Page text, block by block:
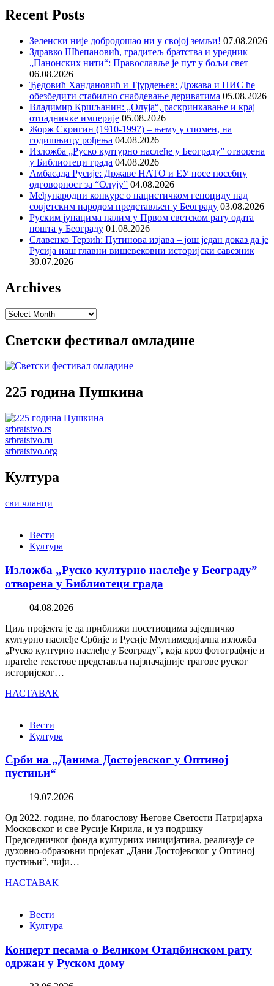
Recent Posts
Зеленски није добродошао ни у својој земљи! 07.08.2026
Здравко Шћепановић, градитељ братства и уредник
„Панонских нити“: Православље је пут у бољи свет
06.08.2026
Ђедовић Хандановић и Тјурдењев: Држава и НИС ће
обезбедити стабилно снабдевање дериватима 05.08.2026
Владимир Кршљанин: „Олуја“, раскринкавање и крај
отпадничке империје 05.08.2026
Жорж Скригин (1910-1997) – њему у спомен, на
годишњицу рођења 04.08.2026
Изложба „Руско културно наслеђе у Београду” отворена
у Библиотеци града 04.08.2026
Амбасада Русије: Државе НАТО и ЕУ носе посебну
одговорност за “Олују” 04.08.2026
Међународни конкурс о нацистичком геноциду над
совјетским народом представљен у Београду 03.08.2026
Руским јунацима палим у Првом светском рату одата
пошта у Београду 01.08.2026
Славенко Терзић: Путинова изјава – још један доказ да је
Русија наш главни вишевековни историјски савезник
30.07.2026
Archives
Archives
Светски фестивал омладине
225 година Пушкина
srbratstvo.rs
srbratstvo.ru
srbratstvo.org
Култура
сви чланци
Вести
Култура
Изложба „Руско културно наслеђе у Београду”
отворена у Библиотеци града
04.08.2026
Циљ пројекта је да приближи посетиоцима заједничко
културно наслеђе Србије и Русије Мултимедијална изложба
„Руско културно наслеђе у Београду”, која кроз фотографије и
пратеће текстове представља најзначајније трагове руског
историјског…
НАСТАВАК
Вести
Култура
Срби на „Данима Достојевског у Оптиној
пустињи“
19.07.2026
Од 2022. године, по благослову Његове Светости Патријарха
Московског и све Русије Кирила, и уз подршку
Председничког фонда културних иницијатива, реализује се
духовно-образовни пројекат „Дани Достојевског у Оптиној
пустињи“, чији…
НАСТАВАК
Вести
Култура
Концерт песама о Великом Отаџбинском рату
одржан у Руском дому